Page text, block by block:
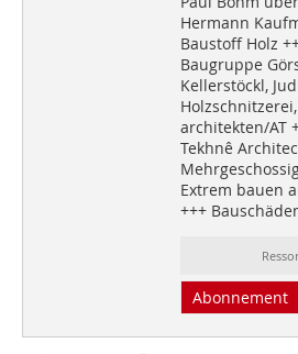
Hermann
Baustoff Holz
Baugruppe
Kellerstöckl,
architekten/AT
Tekhnê
Extrem bauen
+++
Abonnement